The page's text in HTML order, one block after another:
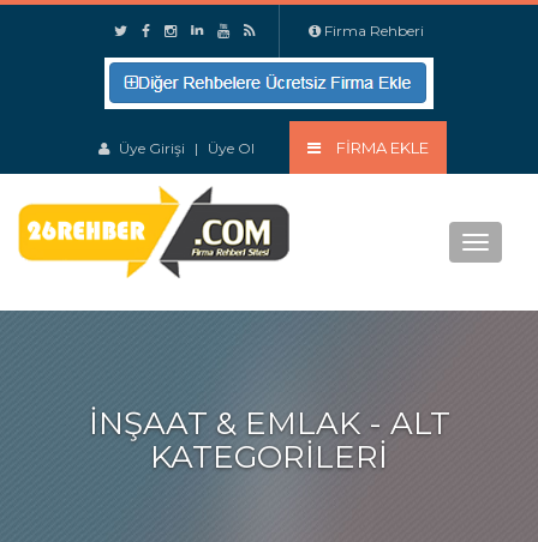
Firma Rehberi
Üye Girişi | Üye Ol FIRMA EKLE
Menu
İNŞAAT & EMLAK - ALT
KATEGORILERI